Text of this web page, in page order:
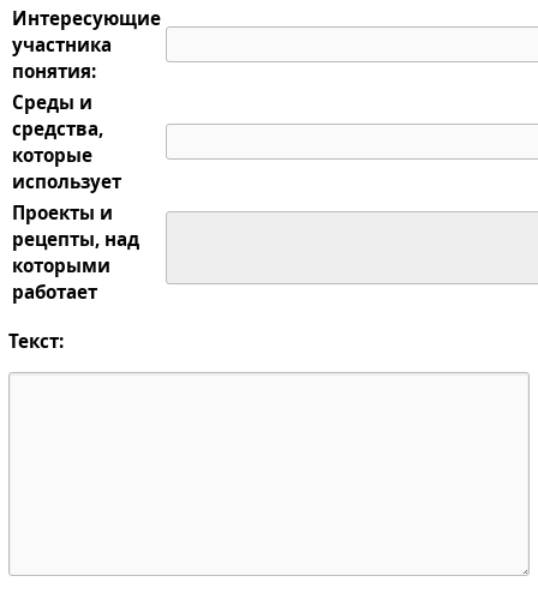
Интересующие
участника
понятия:
Среды и
средства,
которые
использует
Проекты и
рецепты, над
которыми
работает
Текст: